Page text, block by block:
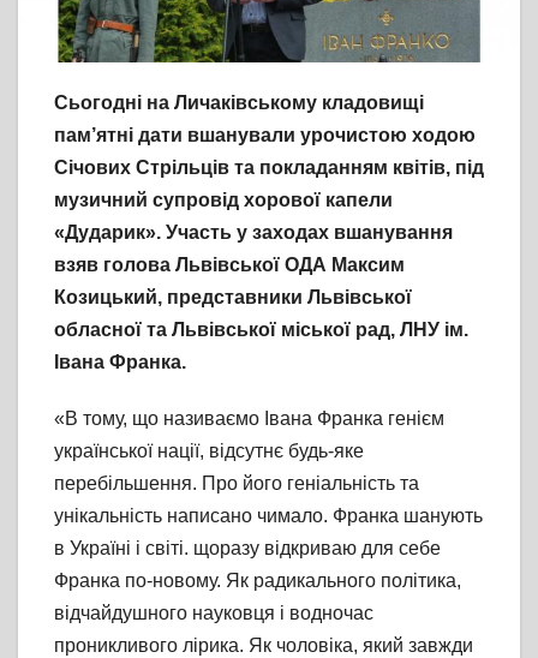
Сьогодні на Личаківському кладовищі
пам’ятні дати вшанували урочистою ходою
Січових Стрільців та покладанням квітів, під
музичний супровід хорової капели
«Дударик». Участь у заходах вшанування
взяв голова Львівської ОДА Максим
Козицький, представники Львівської
обласної та Львівської міської рад, ЛНУ ім.
Івана Франка.
«В тому, що називаємо Івана Франка генієм
української нації, відсутнє будь-яке
перебільшення. Про його геніальність та
унікальність написано чимало. Франка шанують
в Україні і світі. щоразу відкриваю для себе
Франка по-новому. Як радикального політика,
відчайдушного науковця і водночас
проникливого лірика. Як чоловіка, який завжди